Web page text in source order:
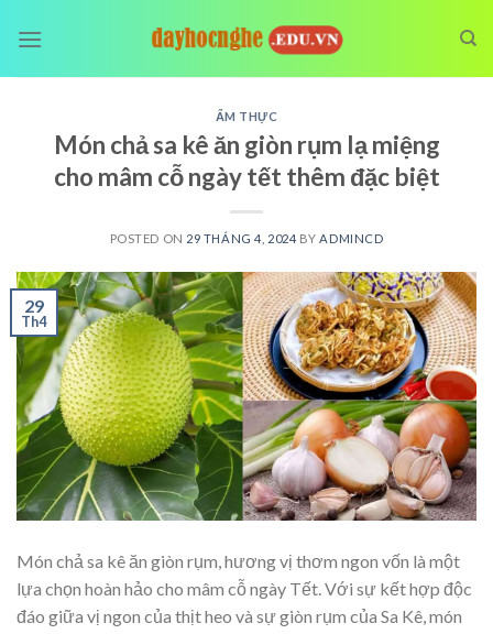
ẨM THỰC
Món chả sa kê ăn giòn rụm lạ miệng
cho mâm cỗ ngày tết thêm đặc biệt
POSTED ON 29 THÁNG 4, 2024 BY ADMINCD
29
Th4
Món chả sa kê ăn giòn rụm, hương vị thơm ngon vốn là một
lựa chọn hoàn hảo cho mâm cỗ ngày Tết. Với sự kết hợp độc
đáo giữa vị ngon của thịt heo và sự giòn rụm của Sa Kê, món